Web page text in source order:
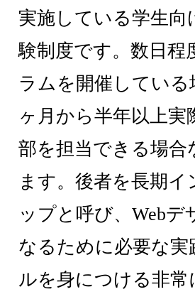
実施している学生向
験制度です。数日程
ラムを開催している
ヶ月から半年以上実
部を担当できる場合
ます。後者を長期イ
ップと呼び、Webデ
なるために必要な実
ルを身につける非常